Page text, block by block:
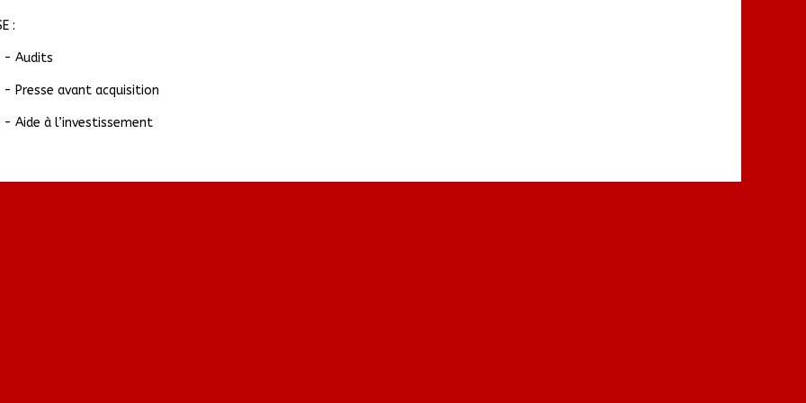
:
- Audits
- Presse avant acquisition
- Aide à l’investissement